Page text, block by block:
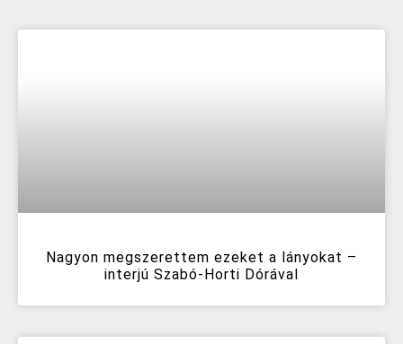
Nagyon megszerettem ezeket a lányokat –
interjú Szabó-Horti Dórával